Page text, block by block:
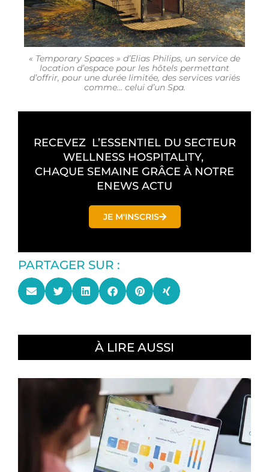
« Temporary Spaces » d’Elias Philips, un service de
location d’espace pour les hôtels permettant
d’offrir, pour une durée limitée, des services variés
comme… celui d’un Spa.
RECEVEZ L’ESSENTIEL DU SECTEUR
WELLNESS HOSPITALITY,
CHAQUE SEMAINE GRÂCE À NOTRE
ENEWS ACTU
JE M'INSCRIS
PARTAGER SUR :
À LIRE AUSSI